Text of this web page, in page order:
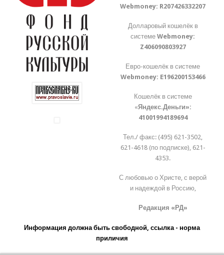
Webmoney: R207426332207
Долларовый кошелёк в
системеWebmoney:
Z406090803927
Евро-кошелёк в системе
Webmoney: E196200153466
Кошелёк в системе
«Яндекс.Деньги»:
41001994189694
Тел./ факс: (495) 621-3502,
621-4618 (по подписке), 621-
4353.
С любовью о Христе, с верой
и надеждой в Россию,
Редакция «РД»
Информация должна быть свободной, ссылка - норма
приличия